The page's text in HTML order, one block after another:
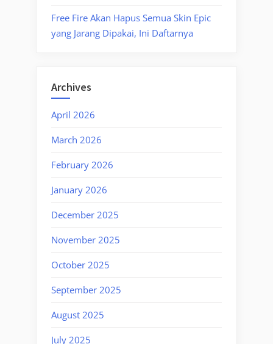
Free Fire Akan Hapus Semua Skin Epic
yang Jarang Dipakai, Ini Daftarnya
Archives
April 2026
March 2026
February 2026
January 2026
December 2025
November 2025
October 2025
September 2025
August 2025
July 2025